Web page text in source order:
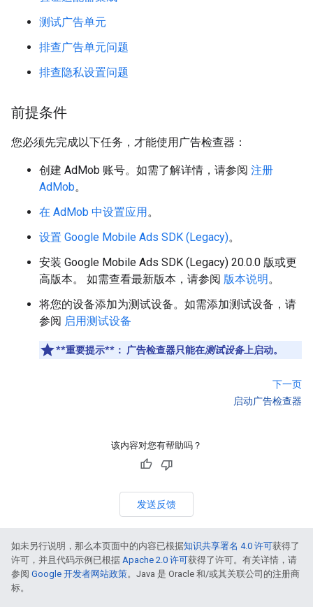
测试广告单元
排查广告单元问题
排查隐私设置问题
前提条件
您必须先完成以下任务，才能使用广告检查器：
创建 AdMob 账号。如需了解详情，请参阅 注册
AdMob。
在 AdMob 中设置应用。
设置 Google Mobile Ads SDK (Legacy)。
安装 Google Mobile Ads SDK (Legacy) 20.0.0 版或更
高版本。 如需查看最新版本，请参阅 版本说明。
将您的设备添加为测试设备。如需添加测试设备，请
参阅 启用测试设备
**重要提示**： 广告检查器只能在测试设备上启动。
下一页
启动广告检查器
该内容对您有帮助吗？
发送反馈
如未另行说明，那么本页面中的内容已根据知识共享署名 4.0 许可获得了
许可，并且代码示例已根据 Apache 2.0 许可获得了许可。有关详情，请
参阅 Google 开发者网站政策。Java 是 Oracle 和/或其关联公司的注册商
标。